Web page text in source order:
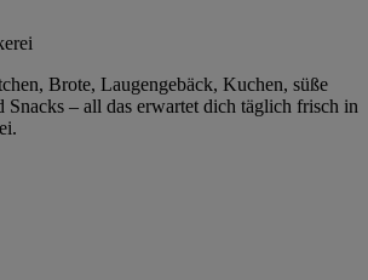
Brote, Laugengebäck, Kuchen, süße
Snacks – all das erwartet dich täglich frisch in